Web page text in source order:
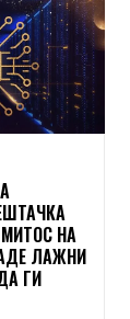
НА
ЛАЖНИ
ГИ